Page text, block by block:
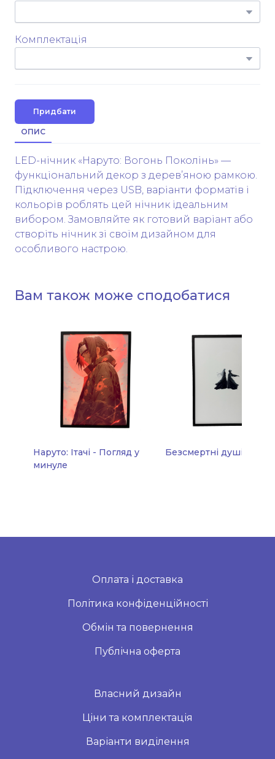
Комплектація
Придбати
ОПИС
LED-нічник «Наруто: Вогонь Поколінь» —
функціональний декор з дерев’яною рамкою.
Підключення через USB, варіанти форматів і
кольорів роблять цей нічник ідеальним
вибором. Замовляйте як готовий варіант або
створіть нічник зі своїм дизайном для
особливого настрою.
Вам також може сподобатися
Наруто: Ітачі - Погляд у
минуле
Безсмертні душі
Оплата і доставка
Політика конфіденційності
Обмін та повернення
Публічна оферта
Власний дизайн
Ціни та комплектація
Варіанти виділення